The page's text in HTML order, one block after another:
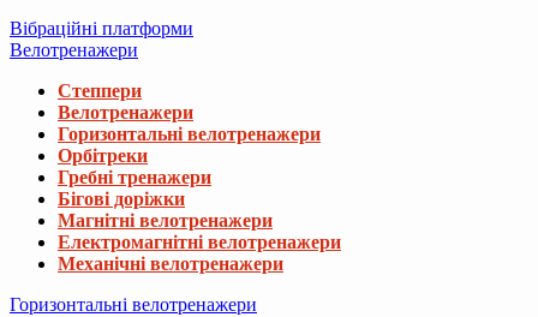
Вібраційні платформи
Велотренажери
Степпери
Велотренажери
Горизонтальні велотренажери
Орбітреки
Гребні тренажери
Бігові доріжки
Магнітні велотренажери
Електромагнітні велотренажери
Механічні велотренажери
Горизонтальні велотренажери